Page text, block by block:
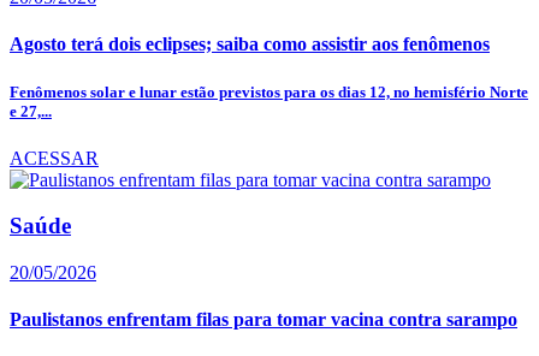
Agosto terá dois eclipses; saiba como assistir aos fenômenos
Fenômenos solar e lunar estão previstos para os dias 12, no hemisfério Norte
e 27,...
ACESSAR
Saúde
20/05/2026
Paulistanos enfrentam filas para tomar vacina contra sarampo